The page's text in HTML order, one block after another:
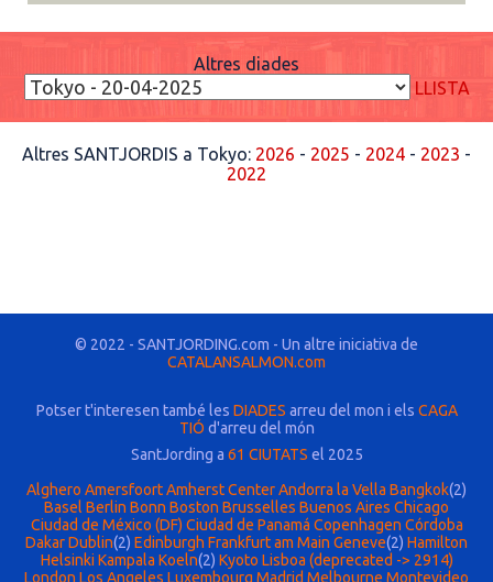
Altres diades
LLISTA
Altres SANTJORDIS a Tokyo: 2026 - 2025 - 2024 - 2023 -
2022
© 2022 - SANTJORDING.com - Un altre iniciativa de
CATALANSALMON.com
Potser t'interesen també les DIADES arreu del mon i els CAGA
TIÓ d'arreu del món
SantJording a 61 CIUTATS el 2025
Alghero AmersfoortAmherst CenterAndorra la Vella Bangkok(2)
Basel Berlin Bonn Boston Brusselles Buenos Aires Chicago
Ciudad de México (DF) Ciudad de Panamá Copenhagen Córdoba
DakarDublin(2) Edinburgh Frankfurt am Main Geneve(2) Hamilton
Helsinki Kampala Koeln(2) Kyoto Lisboa (deprecated -> 2914)
London Los Angeles Luxembourg Madrid Melbourne Montevideo